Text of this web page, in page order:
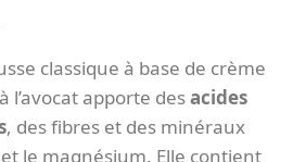
classique à base de crème
l’avocat apporte desacides
, des fibres et des minéraux
le magnésium. Elle contient